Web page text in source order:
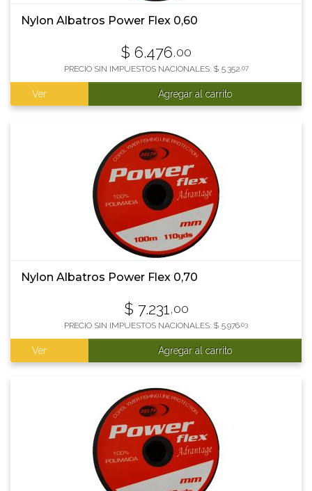
Nylon Albatros Power Flex 0,60
$ 6.476,00
PRECIO SIN IMPUESTOS NACIONALES: $ 5.352 ,07
Ver Agregar al carrito
Nylon Albatros Power Flex 0,70
$ 7.231 ,00
PRECIO SIN IMPUESTOS NACIONALES: $ 5.976,03
Ver Agregar al carrito